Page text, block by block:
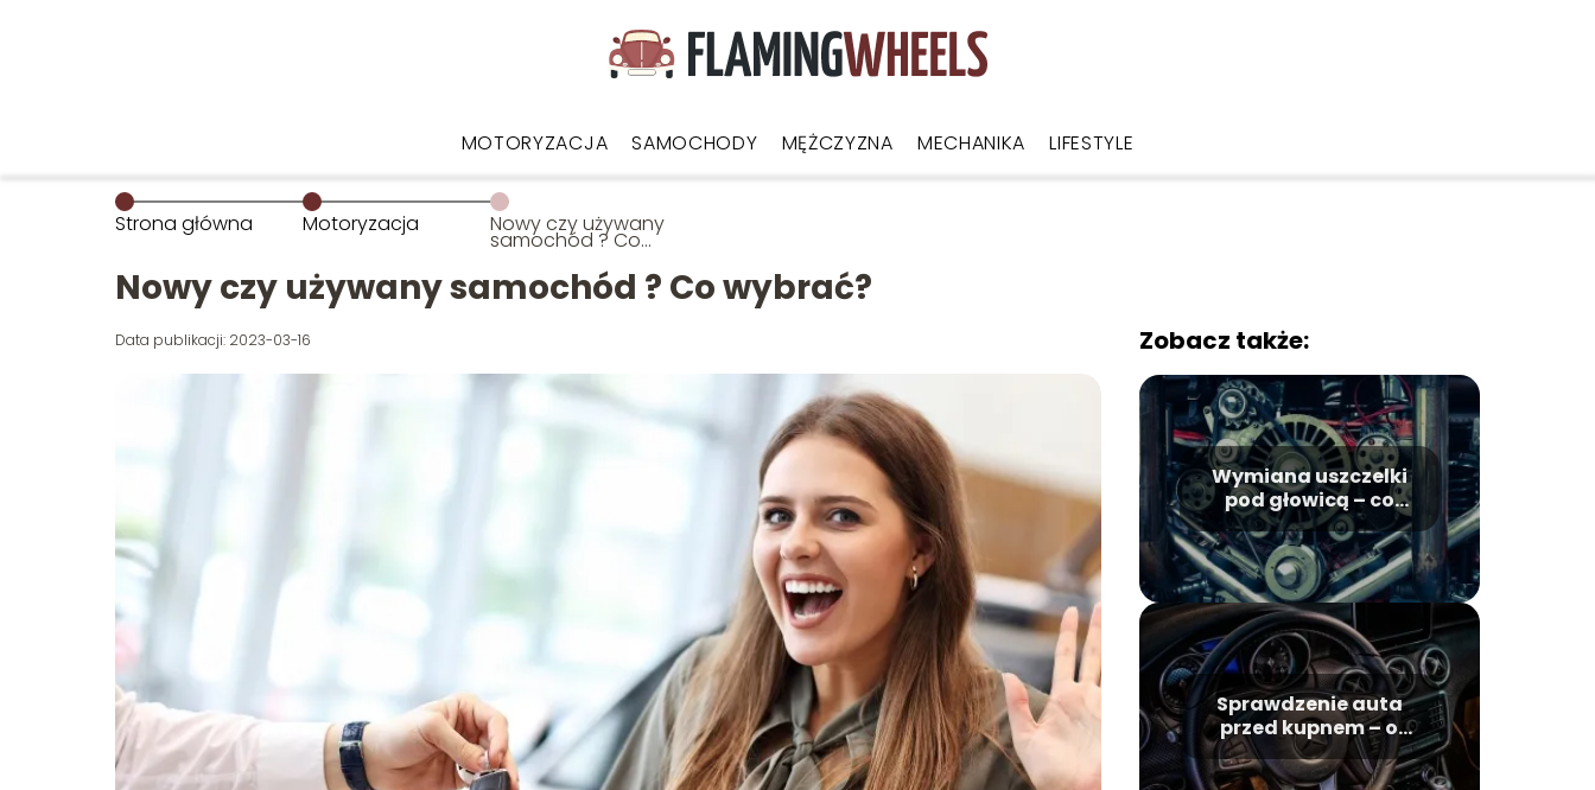
MOTORYZACJA SAMOCHODY MĘŻCZYZNA MECHANIKA LIFESTYLE
Strona główna Motoryzacja Nowy czy używany
samochód ? Co
Nowy czy używany samochód ? Co wybrać?
Data publikacji: 2023-03-16 Zobacz także:
Wymiana uszczelki
pod głowicą – co
warto wiedzieć?
Sprawdzenie auta
przed kupnem – o
czym warto
pamiętać?